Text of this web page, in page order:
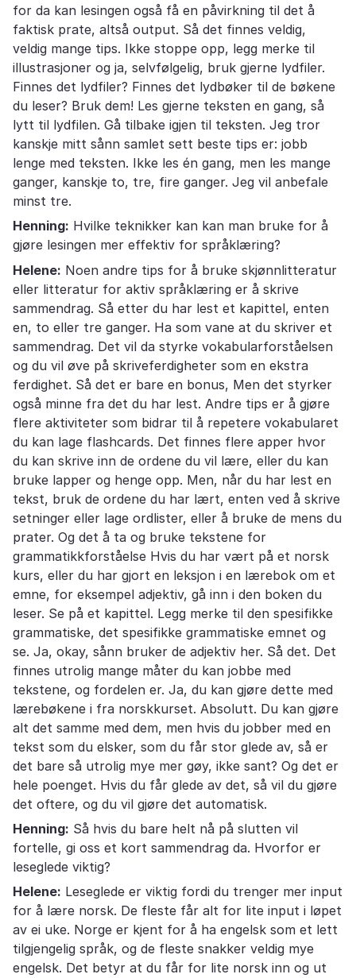
for da kan lesingen også få en påvirkning til det å
faktisk prate, altså output. Så det finnes veldig,
veldig mange tips. Ikke stoppe opp, legg merke til
illustrasjoner og ja, selvfølgelig, bruk gjerne lydfiler.
Finnes det lydfiler? Finnes det lydbøker til de bøkene
du leser? Bruk dem! Les gjerne teksten en gang, så
lytt til lydfilen. Gå tilbake igjen til teksten. Jeg tror
kanskje mitt sånn samlet sett beste tips er: jobb
lenge med teksten. Ikke les én gang, men les mange
ganger, kanskje to, tre, fire ganger. Jeg vil anbefale
minst tre.
Henning: Hvilke teknikker kan kan man bruke for å
gjøre lesingen mer effektiv for språklæring?
Helene: Noen andre tips for å bruke skjønnlitteratur
eller litteratur for aktiv språklæring er å skrive
sammendrag. Så etter du har lest et kapittel, enten
en, to eller tre ganger. Ha som vane at du skriver et
sammendrag. Det vil da styrke vokabularforståelsen
og du vil øve på skriveferdigheter som en ekstra
ferdighet. Så det er bare en bonus, Men det styrker
også minne fra det du har lest. Andre tips er å gjøre
flere aktiviteter som bidrar til å repetere vokabularet
du kan lage flashcards. Det finnes flere apper hvor
du kan skrive inn de ordene du vil lære, eller du kan
bruke lapper og henge opp. Men, når du har lest en
tekst, bruk de ordene du har lært, enten ved å skrive
setninger eller lage ordlister, eller å bruke de mens du
prater. Og det å ta og bruke tekstene for
grammatikkforståelse Hvis du har vært på et norsk
kurs, eller du har gjort en leksjon i en lærebok om et
emne, for eksempel adjektiv, gå inn i den boken du
leser. Se på et kapittel. Legg merke til den spesifikke
grammatiske, det spesifikke grammatiske emnet og
se. Ja, okay, sånn bruker de adjektiv her. Så det. Det
finnes utrolig mange måter du kan jobbe med
tekstene, og fordelen er. Ja, du kan gjøre dette med
lærebøkene i fra norskkurset. Absolutt. Du kan gjøre
alt det samme med dem, men hvis du jobber med en
tekst som du elsker, som du får stor glede av, så er
det bare så utrolig mye mer gøy, ikke sant? Og det er
hele poenget. Hvis du får glede av det, så vil du gjøre
det oftere, og du vil gjøre det automatisk.
Henning: Så hvis du bare helt nå på slutten vil
fortelle, gi oss et kort sammendrag da. Hvorfor er
leseglede viktig?
Helene: Leseglede er viktig fordi du trenger mer input
for å lære norsk. De fleste får alt for lite input i løpet
av ei uke. Norge er kjent for å ha engelsk som et lett
tilgjengelig språk, og de fleste snakker veldig mye
engelsk. Det betyr at du får for lite norsk inn og ut